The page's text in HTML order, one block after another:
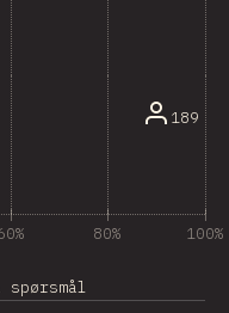
189
80% 100%
spørsmål